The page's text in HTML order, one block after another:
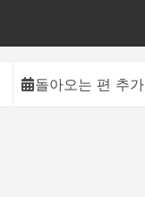
돌아오는 편 추가